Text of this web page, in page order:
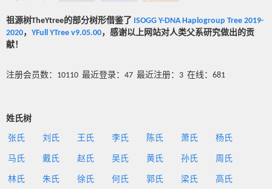
祖源树TheYtree的部分树形借鉴了 ISOGG Y-DNA Haplogroup Tree 2019-
2020， YFull YTree v9.05.00，感谢以上网站对人类父系研究做出的贡
献！
注册会员数：10110 最近登录：47 最近注册：3 在线：681
姓氏树
张氏 刘氏 王氏 李氏 陈氏 萧氏 杨氏
马氏 戴氏 赵氏 吴氏 黄氏 孙氏 周氏
林氏 朱氏 徐氏 何氏 郭氏 梁氏 高氏